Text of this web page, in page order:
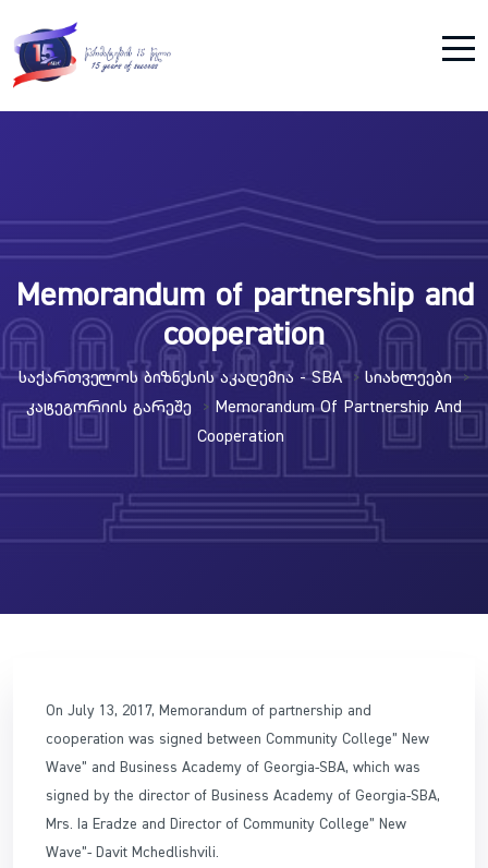
Memorandum of partnership and
cooperation
Საქართველოს Ბიზნესის Აკადემია - SBA > Სიახლეები >
Კატეგორიის Გარეშე > Memorandum Of Partnership And
Cooperation
On July 13, 2017, Memorandum of partnership and
cooperation was signed between Community College” New
Wave” and Business Academy of Georgia-SBA, which was
signed by the director of Business Academy of Georgia-SBA,
Mrs. Ia Eradze and Director of Community College” New
Wave”- Davit Mchedlishvili.